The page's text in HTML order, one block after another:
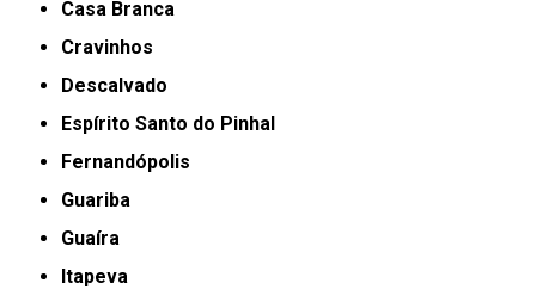
Casa Branca
Cravinhos
Descalvado
Espírito Santo do Pinhal
Fernandópolis
Guariba
Guaíra
Itapeva